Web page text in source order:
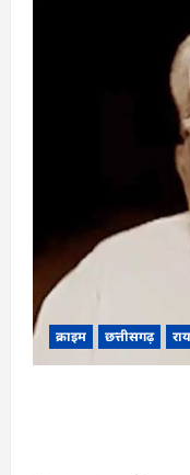
क्राइम छत्तीसगढ़